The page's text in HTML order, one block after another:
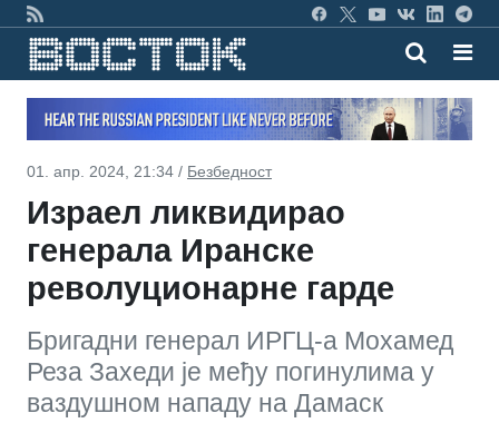
01. апр. 2024, 21:34 / Безбедност
Израел ликвидирао
генерала Иранске
револуционарне гарде
Бригадни генерал ИРГЦ-а Мохамед
Реза Захеди је међу погинулима у
ваздушном нападу на Дамаск